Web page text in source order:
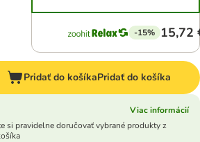
-15% 15,72
Pridať do košíkaPridať do košíka
Viac informácií
si pravidelne doručovať vybrané produkty z